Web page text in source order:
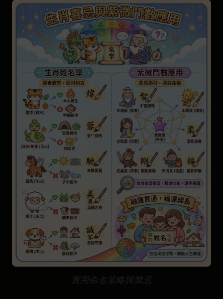
實用命名策略與禁忌